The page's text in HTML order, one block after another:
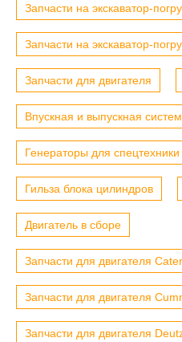
Запчасти на экскаватор-
Запчасти на экскаватор-
Запчасти для двигателя
Впускная и выпускная
Генераторы для спецтехники
Гильза блока цилиндров
Двигатель в сборе
Запчасти для двигателя
Запчасти для двигателя
Запчасти для двигателя